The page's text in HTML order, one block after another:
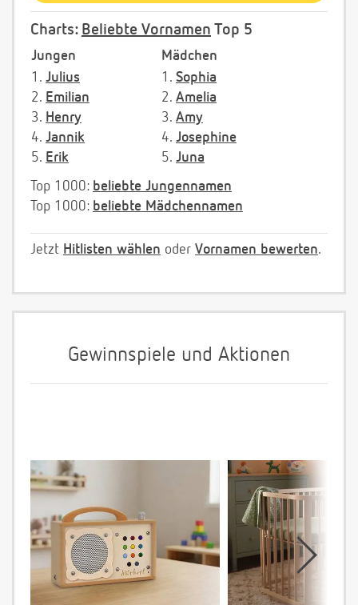
Charts: Beliebte Vornamen Top 5
Jungen
Mädchen
1. Julius
2. Emilian
3. Henry
4. Jannik
5. Erik
1. Sophia
2. Amelia
3. Amy
4. Josephine
5. Juna
Top 1000: beliebte Jungennamen
Top 1000: beliebte Mädchennamen
Jetzt Hitlisten wählen oder Vornamen bewerten.
Gewinnspiele und Aktionen